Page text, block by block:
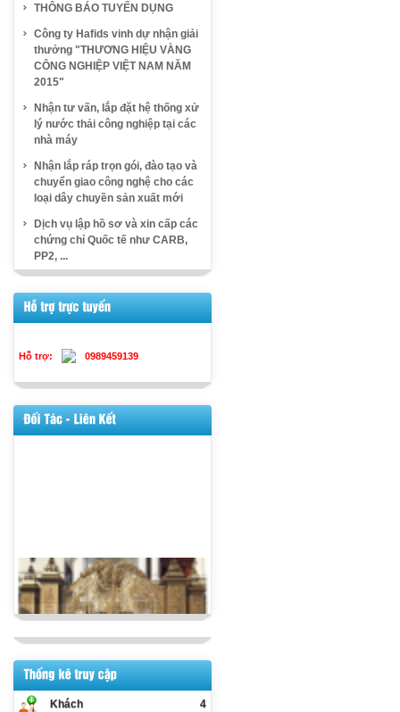
THÔNG BÁO TUYỂN DỤNG
Công ty Hafids vinh dự nhận giải
thưởng "THƯƠNG HIỆU VÀNG
CÔNG NGHIỆP VIỆT NAM NĂM
2015"
Nhận tư vấn, lắp đặt hệ thống xử
lý nước thải công nghiệp tại các
nhà máy
Nhận lắp ráp trọn gói, đào tạo và
chuyển giao công nghệ cho các
loại dây chuyền sản xuất mới
Dịch vụ lập hồ sơ và xin cấp các
chứng chỉ Quốc tế như CARB,
PP2, ...
Hỗ trợ: 0989459139
Khách
4